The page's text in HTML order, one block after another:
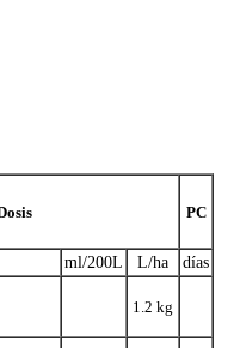
PC
ml/200L L/ha días
1.2 kg